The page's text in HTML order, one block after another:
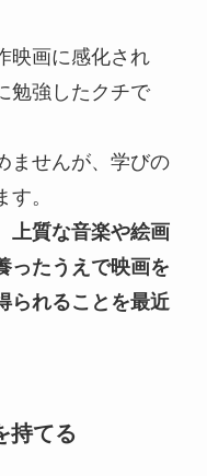
映画に感化され
勉強したクチで
ませんが、学びの
。
上質な音楽や絵画
ったうえで映画を
られることを最近
持てる